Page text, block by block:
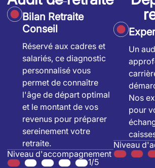
Bilan Retraite
Conseil
Réservé aux cadres et
salariés, ce diagnostic
personnalisé vous
permet de connaître
l'âge de départ optimal
et le montant de vos
revenus pour préparer
sereinement votre
retraite.
Niveau d'accompagnement
1/5
Un
Nos
pour
Niveau